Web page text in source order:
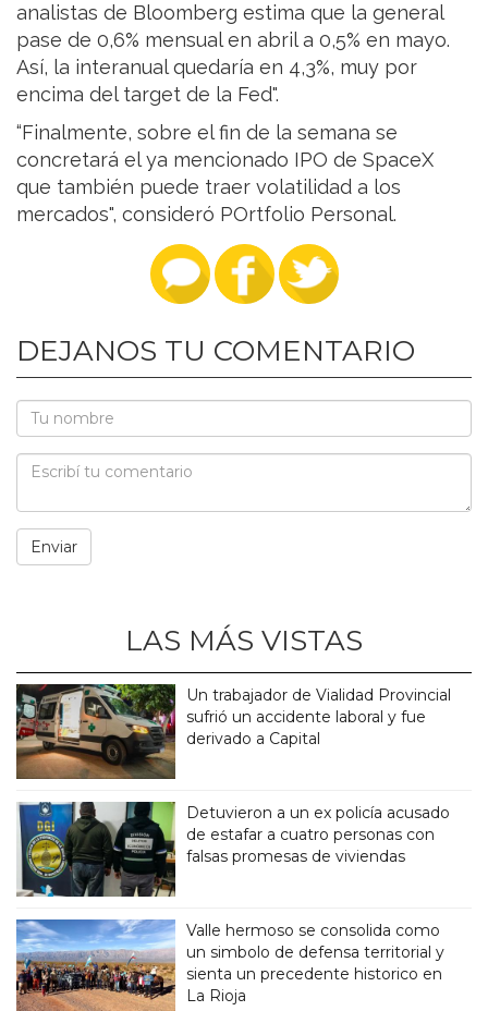
analistas de Bloomberg estima que la general
pase de 0,6% mensual en abril a 0,5% en mayo.
Así, la interanual quedaría en 4,3%, muy por
encima del target de la Fed".
“Finalmente, sobre el fin de la semana se
concretará el ya mencionado IPO de SpaceX
que también puede traer volatilidad a los
mercados", consideró POrtfolio Personal.
DEJANOS TU COMENTARIO
LAS MÁS VISTAS
Un trabajador de Vialidad Provincial
sufrió un accidente laboral y fue
derivado a Capital
Detuvieron a un ex policía acusado
de estafar a cuatro personas con
falsas promesas de viviendas
Valle hermoso se consolida como
un simbolo de defensa territorial y
sienta un precedente historico en
La Rioja